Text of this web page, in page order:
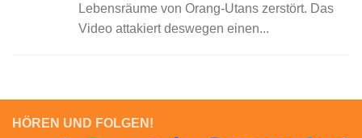
Lebensräume von Orang-Utans zerstört. Das
Video attakiert deswegen einen...
HÖREN UND FOLGEN!